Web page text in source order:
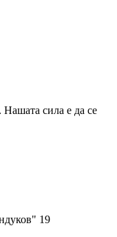
сила е да се
19